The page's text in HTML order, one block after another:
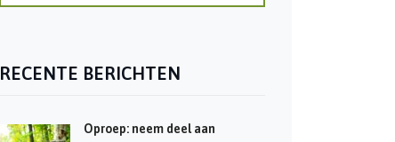
RECENTE BERICHTEN
Oproep: neem deel aan